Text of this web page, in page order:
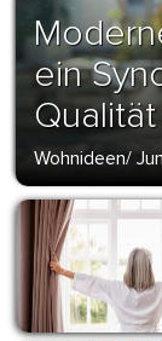
ein
Wohnideen/